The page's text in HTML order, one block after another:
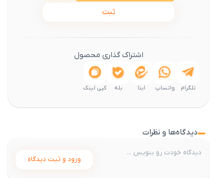
ثبت
اشتراک گذاری محصول
تلگرام واتساپ ایتا بله کپی لینک
دیدگاه‌ها و نظرات
ورود و ثبت دیدگاه